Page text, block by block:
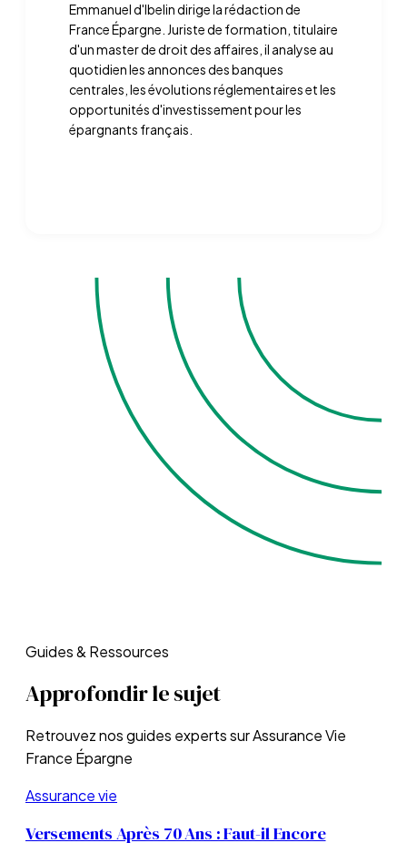
Emmanuel d'Ibelin dirige la rédaction de
France Épargne. Juriste de formation, titulaire
d'un master de droit des affaires, il analyse au
quotidien les annonces des banques
centrales, les évolutions réglementaires et les
opportunités d'investissement pour les
épargnants français.
Guides & Ressources
Approfondir le sujet
Retrouvez nos guides experts surAssurance Vie
France Épargne
Assurance vie
Versements Après 70 Ans : Faut-il Encore